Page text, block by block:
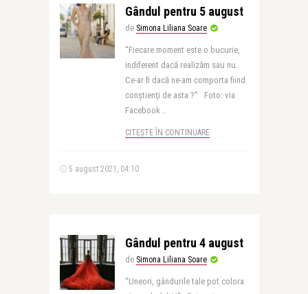
Gândul pentru 5 august
de Simona Liliana Soare
“Fiecare moment este o bucurie,
indiferent dacă realizăm sau nu.
Ce-ar fi dacă ne-am comporta fiind
conştienţi de asta ?” Foto: via
Facebook ..
CITEȘTE ÎN CONTINUARE
5 august 2021, 04:10
Gândul pentru 4 august
de Simona Liliana Soare
“Uneori, gândurile tale pot colora